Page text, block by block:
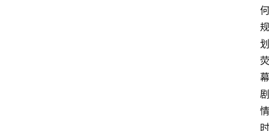
何
规
划
荧
幕
剧
情
时